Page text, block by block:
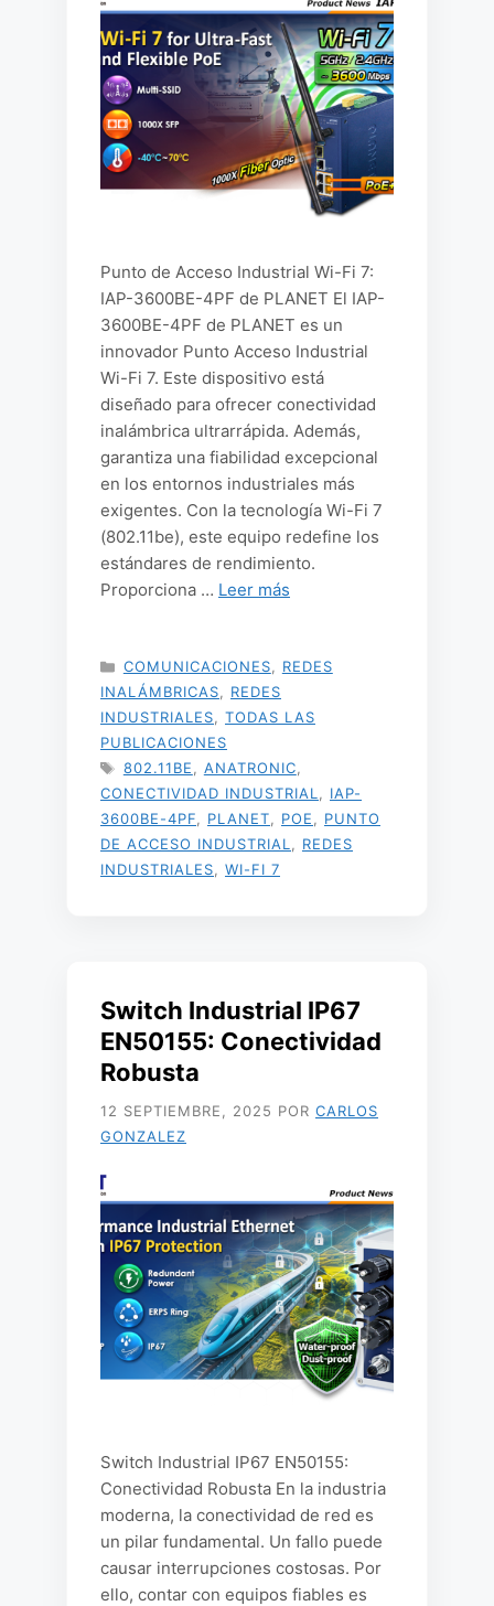
Punto de Acceso Industrial Wi-Fi 7:
IAP-3600BE-4PF de PLANET El IAP-
3600BE-4PF de PLANET es un
innovador Punto Acceso Industrial
Wi-Fi 7. Este dispositivo está
diseñado para ofrecer conectividad
inalámbrica ultrarrápida. Además,
garantiza una fiabilidad excepcional
en los entornos industriales más
exigentes. Con la tecnología Wi-Fi 7
(802.11be), este equipo redefine los
estándares de rendimiento.
Proporciona … Leer más
CATEGORÍAS
COMUNICACIONES
REDES
INALÁMBRICAS
REDES
INDUSTRIALES
TODAS LAS
PUBLICACIONES
ETIQUETAS
802.11BE ANATRONIC
CONECTIVIDAD INDUSTRIAL
IAP-
3600BE-4PF
PLANET POE
PUNTO
DE ACCESO INDUSTRIAL
REDES
INDUSTRIALES
WI-FI 7
Switch Industrial IP67
EN50155: Conectividad
Robusta
12 SEPTIEMBRE, 2025 POR CARLOS
GONZALEZ
Switch Industrial IP67 EN50155:
Conectividad Robusta En la industria
moderna, la conectividad de red es
un pilar fundamental. Un fallo puede
causar interrupciones costosas. Por
ello, contar con equipos fiables es